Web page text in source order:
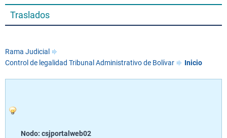
Traslados
Rama Judicial
Control de legalidad Tribunal Administrativo de Bolívar
Inicio
Nodo: csjportalweb02